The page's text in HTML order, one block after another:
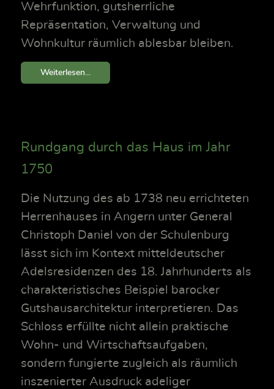
Wehrfunktion, gutsherrliche
Repräsentation, Verwaltung und
Wohnkultur räumlich ablesbar bleiben.
Weiterlesen...
Rundgang durch das Haus im Jahr
1750
Die Nutzung des ab 1738 neu errichteten
Herrenhauses in Angern unter General
Christoph Daniel von der Schulenburg
lässt sich im Kontext mitteldeutscher
Adelsresidenzen des 18. Jahrhunderts als
charakteristisches Beispiel barocker
Gutshausarchitektur interpretieren. Das
Schloss erfüllte nicht allein praktische
Wohn- und Wirtschaftsaufgaben,
sondern fungierte zugleich als räumlich
inszenierter Ausdruck adeliger